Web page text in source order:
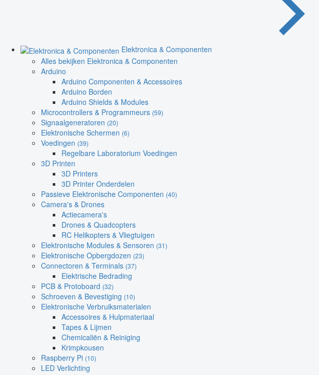
Elektronica & Componenten
Alles bekijken Elektronica & Componenten
Arduino
Arduino Componenten & Accessoires
Arduino Borden
Arduino Shields & Modules
Microcontrollers & Programmeurs (59)
Signaalgeneratoren (20)
Elektronische Schermen (6)
Voedingen (39)
Regelbare Laboratorium Voedingen
3D Printen
3D Printers
3D Printer Onderdelen
Passieve Elektronische Componenten (40)
Camera's & Drones
Actiecamera's
Drones & Quadcopters
RC Helikopters & Vliegtuigen
Elektronische Modules & Sensoren (31)
Elektronische Opbergdozen (23)
Connectoren & Terminals (37)
Elektrische Bedrading
PCB & Protoboard (32)
Schroeven & Bevestiging (10)
Elektronische Verbruiksmaterialen
Accessoires & Hulpmateriaal
Tapes & Lijmen
Chemicaliën & Reiniging
Krimpkousen
Raspberry Pi (10)
LED Verlichting